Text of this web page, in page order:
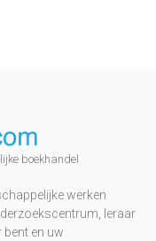
boekhandel
werken
leraar
en uw